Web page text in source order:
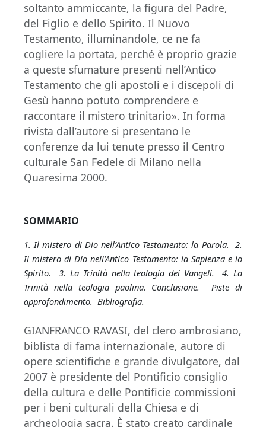
soltanto ammiccante, la figura del Padre,
del Figlio e dello Spirito. Il Nuovo
Testamento, illuminandole, ce ne fa
cogliere la portata, perché è proprio grazie
a queste sfumature presenti nell’Antico
Testamento che gli apostoli e i discepoli di
Gesù hanno potuto comprendere e
raccontare il mistero trinitario». In forma
rivista dall’autore si presentano le
conferenze da lui tenute presso il Centro
culturale San Fedele di Milano nella
Quaresima 2000.
SOMMARIO
1. Il mistero di Dio nell’Antico Testamento: la Parola. 2.
Il mistero di Dio nell’Antico Testamento: la Sapienza e lo
Spirito. 3. La Trinità nella teologia dei Vangeli. 4. La
Trinità nella teologia paolina. Conclusione. Piste di
approfondimento. Bibliografia.
GIANFRANCO RAVASI, del clero ambrosiano,
biblista di fama internazionale, autore di
opere scientifiche e grande divulgatore, dal
2007 è presidente del Pontificio consiglio
della cultura e delle Pontificie commissioni
per i beni culturali della Chiesa e di
archeologia sacra. È stato creato cardinale